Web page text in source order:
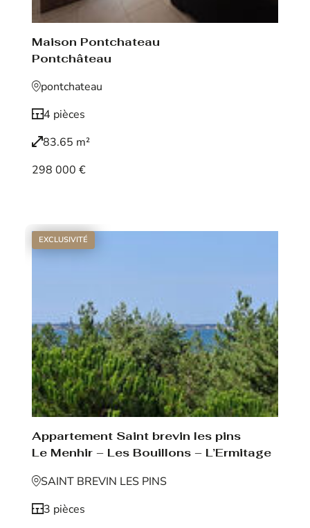
Maison Pontchateau
Pontchâteau
pontchateau
4 pièces
83.65 m²
298 000 €
EXCLUSIVITÉ
Appartement Saint brevin les pins
Le Menhir – Les Bouillons – L’Ermitage
SAINT BREVIN LES PINS
3 pièces